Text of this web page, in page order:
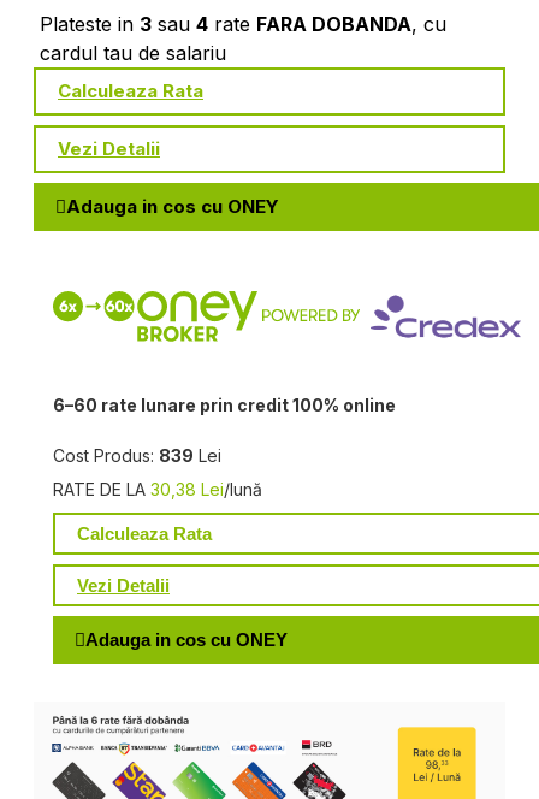
Plateste in 3 sau 4 rate FARA DOBANDA, cu
cardul tau de salariu
Calculeaza Rata
Vezi Detalii
Adauga in cos cu ONEY
6–60 rate lunare prin credit 100% online
Cost Produs: 839 Lei
RATE DE LA 30,38 Lei/lună
Calculeaza Rata
Vezi Detalii
Adauga in cos cu ONEY